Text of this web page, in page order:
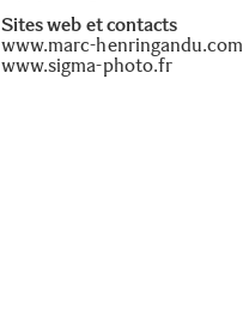
Sites web et contacts
www.marc-henringandu.com
www.sigma-photo.fr